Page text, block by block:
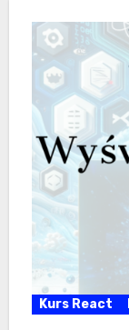
Kurs React